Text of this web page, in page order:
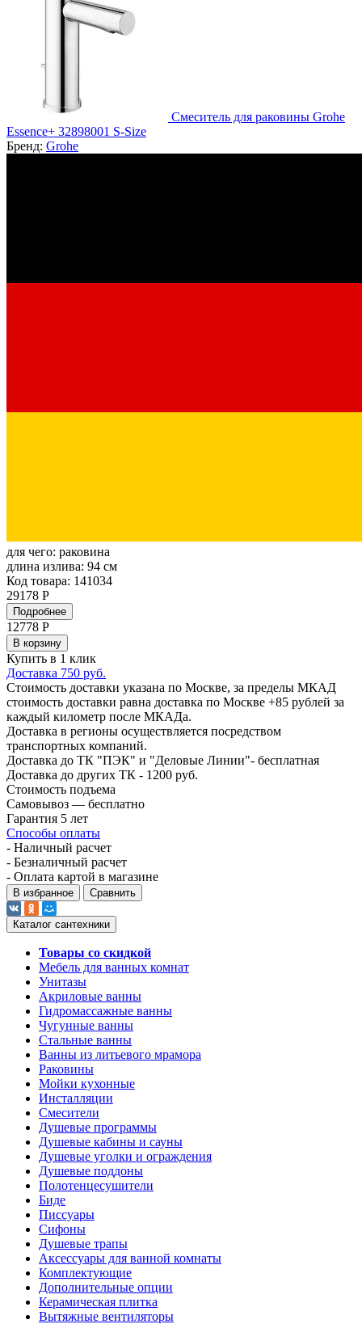
Смеситель для раковины Grohe
Essence+ 32898001 S-Size
Бренд: Grohe
для чего: раковина
длина излива: 94 см
Код товара: 141034
29178 Р
Подробнее
12778 Р
В корзину
Купить в 1 клик
Доставка 750 руб.
Стоимость доставки указана по Москве, за пределы МКАД
стоимость доставки равна доставка по Москве +85 рублей за
каждый километр после МКАДа.
Доставка в регионы осуществляется посредством
транспортных компаний.
Доставка до ТК "ПЭК" и "Деловые Линии"- бесплатная
Доставка до других ТК - 1200 руб.
Стоимость подъема
Самовывоз — бесплатно
Гарантия 5 лет
Способы оплаты
- Наличный расчет
- Безналичный расчет
- Оплата картой в магазине
В избранное Сравнить
Каталог сантехники
Товары со скидкой
Мебель для ванных комнат
Унитазы
Акриловые ванны
Гидромассажные ванны
Чугунные ванны
Стальные ванны
Ванны из литьевого мрамора
Раковины
Мойки кухонные
Инсталляции
Смесители
Душевые программы
Душевые кабины и сауны
Душевые уголки и ограждения
Душевые поддоны
Полотенцесушители
Биде
Писсуары
Сифоны
Душевые трапы
Аксессуары для ванной комнаты
Комплектующие
Дополнительные опции
Керамическая плитка
Вытяжные вентиляторы